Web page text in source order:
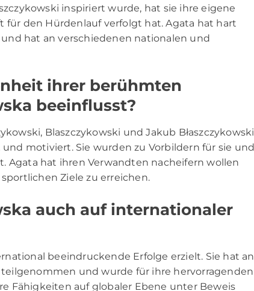
inspiriert wurde, hat sie ihre eigene
für den Hürdenlauf verfolgt hat. Agata hat hart
hat an verschiedenen nationalen und
ihrer berühmten
beeinflusst?
Blaszczykowski und Jakub Błaszczykowski
motiviert. Sie wurden zu Vorbildern für sie und
Agata hat ihren Verwandten nacheifern wollen
Ziele zu erreichen.
auch auf internationaler
beeindruckende Erfolge erzielt. Sie hat an
und wurde für ihre hervorragenden
Fähigkeiten auf globaler Ebene unter Beweis